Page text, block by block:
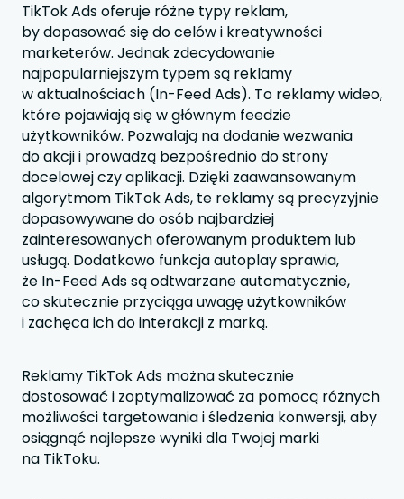
TikTok Ads oferuje różne typy reklam,
by dopasować się do celów i kreatywności
marketerów. Jednak zdecydowanie
najpopularniejszym typem są reklamy
w aktualnościach (In-Feed Ads). To reklamy wideo,
które pojawiają się w głównym feedzie
użytkowników. Pozwalają na dodanie wezwania
do akcji i prowadzą bezpośrednio do strony
docelowej czy aplikacji. Dzięki zaawansowanym
algorytmom TikTok Ads, te reklamy są precyzyjnie
dopasowywane do osób najbardziej
zainteresowanych oferowanym produktem lub
usługą. Dodatkowo funkcja autoplay sprawia,
że In-Feed Ads są odtwarzane automatycznie,
co skutecznie przyciąga uwagę użytkowników
i zachęca ich do interakcji z marką.
Reklamy TikTok Ads można skutecznie
dostosować i zoptymalizować za pomocą różnych
możliwości targetowania i śledzenia konwersji, aby
osiągnąć najlepsze wyniki dla Twojej marki
na TikToku.